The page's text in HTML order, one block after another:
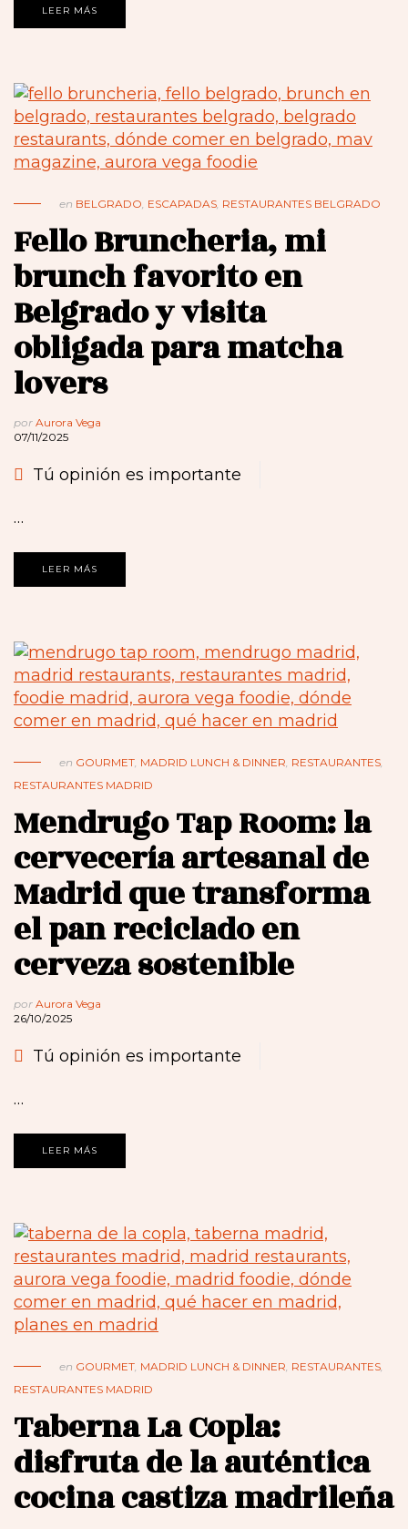
LEER MÁS
en BELGRADO, ESCAPADAS, RESTAURANTES BELGRADO
Fello Bruncheria, mi
brunch favorito en
Belgrado y visita
obligada para matcha
lovers
por Aurora Vega
07/11/2025
Tú opinión es importante
…
LEER MÁS
en GOURMET, MADRID LUNCH & DINNER, RESTAURANTES,
RESTAURANTES MADRID
Mendrugo Tap Room: la
cervecería artesanal de
Madrid que transforma
el pan reciclado en
cerveza sostenible
por Aurora Vega
26/10/2025
Tú opinión es importante
…
LEER MÁS
en GOURMET, MADRID LUNCH & DINNER, RESTAURANTES,
RESTAURANTES MADRID
Taberna La Copla:
disfruta de la auténtica
cocina castiza madrileña